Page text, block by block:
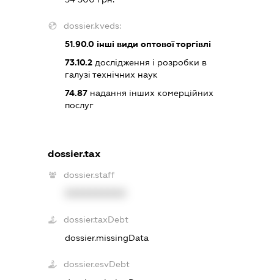
dossier.kveds:
51.90.0 інші види оптової торгівлі
73.10.2 дослідження і розробки в
галузі технічних наук
74.87 надання інших комерційних
послуг
dossier.tax
dossier.staff
dossier.taxDebt
dossier.missingData
dossier.esvDebt